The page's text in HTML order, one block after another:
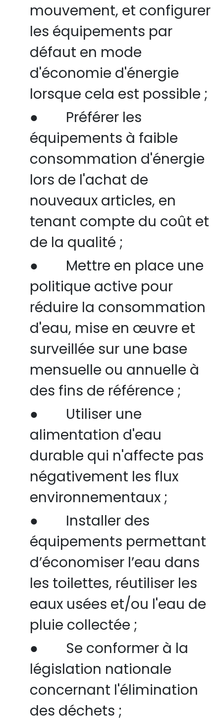
mouvement, et configurer
les équipements par
défaut en mode
d'économie d'énergie
lorsque cela est possible ;
●
Préférer les
équipements à faible
consommation d'énergie
lors de l'achat de
nouveaux articles, en
tenant compte du coût et
de la qualité ;
●
Mettre en place une
politique active pour
réduire la consommation
d'eau, mise en œuvre et
surveillée sur une base
mensuelle ou annuelle à
des fins de référence ;
●
Utiliser une
alimentation d'eau
durable qui n'affecte pas
négativement les flux
environnementaux ;
●
Installer des
équipements permettant
d’économiser l’eau dans
les toilettes, réutiliser les
eaux usées et/ou l'eau de
pluie collectée ;
●
Se conformer à la
législation nationale
concernant l'élimination
des déchets ;